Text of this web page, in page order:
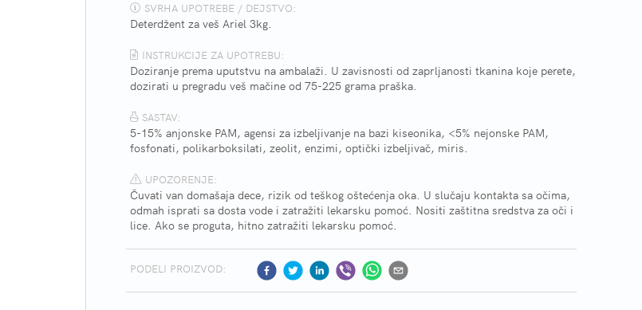
SVRHA UPOTREBE / DEJSTVO:
Deterdžent za veš Ariel 3kg.
INSTRUKCIJE ZA UPOTREBU:
Doziranje prema uputstvu na ambalaži. U zavisnosti od zaprljanosti tkanina koje perete,
dozirati u pregradu veš mačine od 75-225 grama praška.
SASTAV:
5-15% anjonske PAM, agensi za izbeljivanje na bazi kiseonika, <5% nejonske PAM,
fosfonati, polikarboksilati, zeolit, enzimi, optički izbeljivač, miris.
UPOZORENJE:
Čuvati van domašaja dece, rizik od teškog oštećenja oka. U slučaju kontakta sa očima,
odmah isprati sa dosta vode i zatražiti lekarsku pomoć. Nositi zaštitna sredstva za oči i
lice. Ako se proguta, hitno zatražiti lekarsku pomoć.
PODELI PROIZVOD: